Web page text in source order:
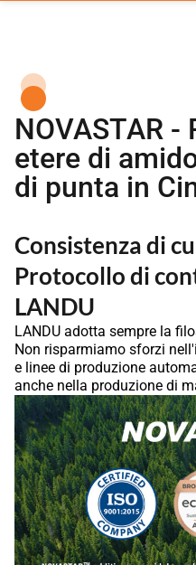
NOVASTAR
etere di
di punta in
Consistenza di
Protocollo di
LANDU
LANDU adotta sempre la
Non risparmiamo sforzi
e linee di produzione
anche nella produzione di